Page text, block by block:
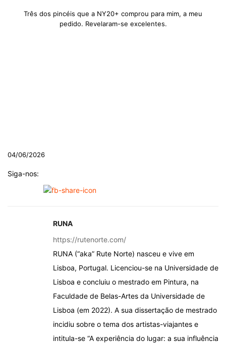
Três dos pincéis que a NY20+ comprou para mim, a meu
pedido. Revelaram-se excelentes.
04/06/2026
Siga-nos:
RUNA
https://rutenorte.com/
RUNA (“aka” Rute Norte) nasceu e vive em
Lisboa, Portugal. Licenciou-se na Universidade de
Lisboa e concluiu o mestrado em Pintura, na
Faculdade de Belas-Artes da Universidade de
Lisboa (em 2022). A sua dissertação de mestrado
incidiu sobre o tema dos artistas-viajantes e
intitula-se “A experiência do lugar: a sua influência